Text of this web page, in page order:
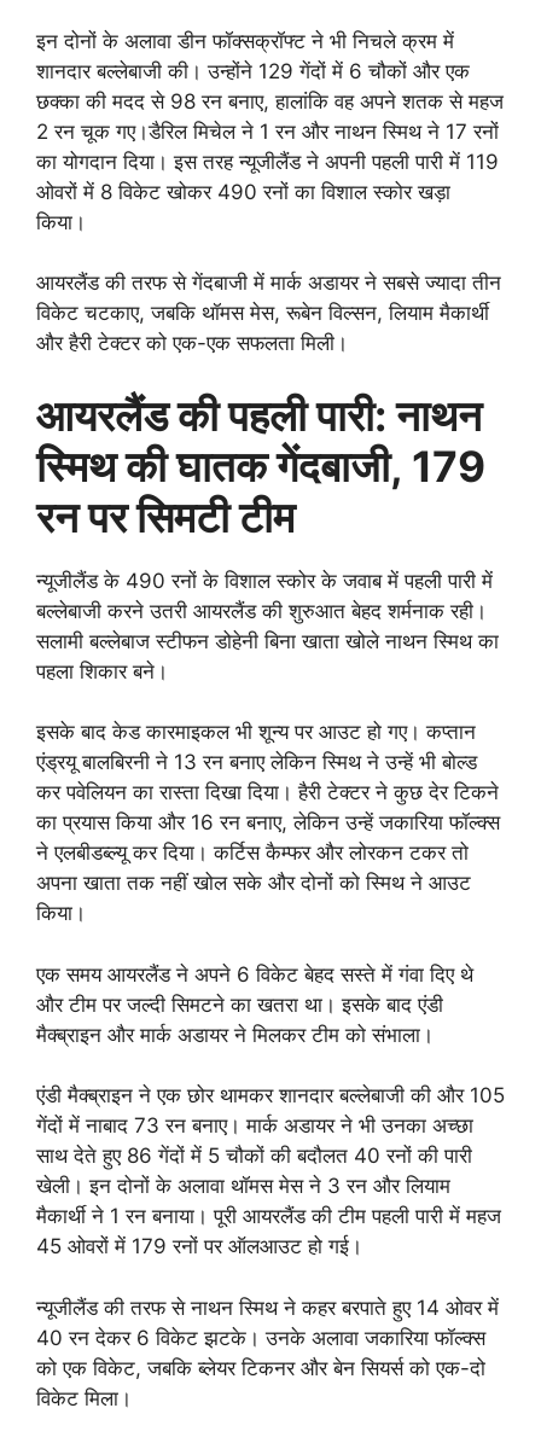
इन दोनों के अलावा डीन फॉक्सक्रॉफ्ट ने भी निचले क्रम में
शानदार बल्लेबाजी की। उन्होंने 129 गेंदों में 6 चौकों और एक
छक्का की मदद से 98 रन बनाए, हालांकि वह अपने शतक से महज
2 रन चूक गए।डैरिल मिचेल ने 1 रन और नाथन स्मिथ ने 17 रनों
का योगदान दिया। इस तरह न्यूजीलैंड ने अपनी पहली पारी में 119
ओवरों में 8 विकेट खोकर 490 रनों का विशाल स्कोर खड़ा
किया।
आयरलैंड की तरफ से गेंदबाजी में मार्क अडायर ने सबसे ज्यादा तीन
विकेट चटकाए, जबकि थॉमस मेस, रूबेन विल्सन, लियाम मैकार्थी
और हैरी टेक्टर को एक-एक सफलता मिली।
आयरलैंड की पहली पारी: नाथन
स्मिथ की घातक गेंदबाजी, 179
रन पर सिमटी टीम
न्यूजीलैंड के 490 रनों के विशाल स्कोर के जवाब में पहली पारी में
बल्लेबाजी करने उतरी आयरलैंड की शुरुआत बेहद शर्मनाक रही।
सलामी बल्लेबाज स्टीफन डोहेनी बिना खाता खोले नाथन स्मिथ का
पहला शिकार बने।
इसके बाद केड कारमाइकल भी शून्य पर आउट हो गए। कप्तान
एंड्रयू बालबिरनी ने 13 रन बनाए लेकिन स्मिथ ने उन्हें भी बोल्ड
कर पवेलियन का रास्ता दिखा दिया। हैरी टेक्टर ने कुछ देर टिकने
का प्रयास किया और 16 रन बनाए, लेकिन उन्हें जकारिया फॉल्क्स
ने एलबीडब्ल्यू कर दिया। कर्टिस कैम्फर और लोरकन टकर तो
अपना खाता तक नहीं खोल सके और दोनों को स्मिथ ने आउट
किया।
एक समय आयरलैंड ने अपने 6 विकेट बेहद सस्ते में गंवा दिए थे
और टीम पर जल्दी सिमटने का खतरा था। इसके बाद एंडी
मैक्ब्राइन और मार्क अडायर ने मिलकर टीम को संभाला।
एंडी मैक्ब्राइन ने एक छोर थामकर शानदार बल्लेबाजी की और 105
गेंदों में नाबाद 73 रन बनाए। मार्क अडायर ने भी उनका अच्छा
साथ देते हुए 86 गेंदों में 5 चौकों की बदौलत 40 रनों की पारी
खेली। इन दोनों के अलावा थॉमस मेस ने 3 रन और लियाम
मैकार्थी ने 1 रन बनाया। पूरी आयरलैंड की टीम पहली पारी में महज
45 ओवरों में 179 रनों पर ऑलआउट हो गई।
न्यूजीलैंड की तरफ से नाथन स्मिथ ने कहर बरपाते हुए 14 ओवर में
40 रन देकर 6 विकेट झटके। उनके अलावा जकारिया फॉल्क्स
को एक विकेट, जबकि ब्लेयर टिकनर और बेन सियर्स को एक-दो
विकेट मिला।